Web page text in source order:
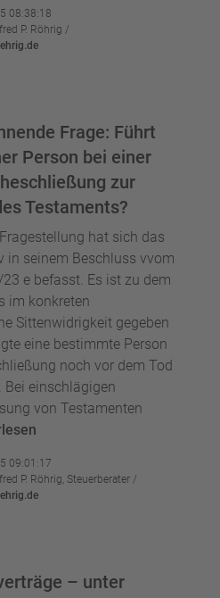
08:38:18
P. Röhrig /
Frage: Führt
Person bei einer
zur
Testaments?
hat sich das
in seinem Beschluss vvom
e befasst. Es ist zu dem
im konkreten
Sittenwidrigkeit gegeben
eine bestimmte Person
noch vor dem Tod
Bei einschlägigen
von Testamenten
09:01:17
P. Röhrig, Steuerberater /
– unter